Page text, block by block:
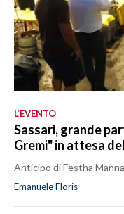
L’EVENTO
Sassari, grande
Gremi" in attesa
Anticipo di Festha
Emanuele Floris